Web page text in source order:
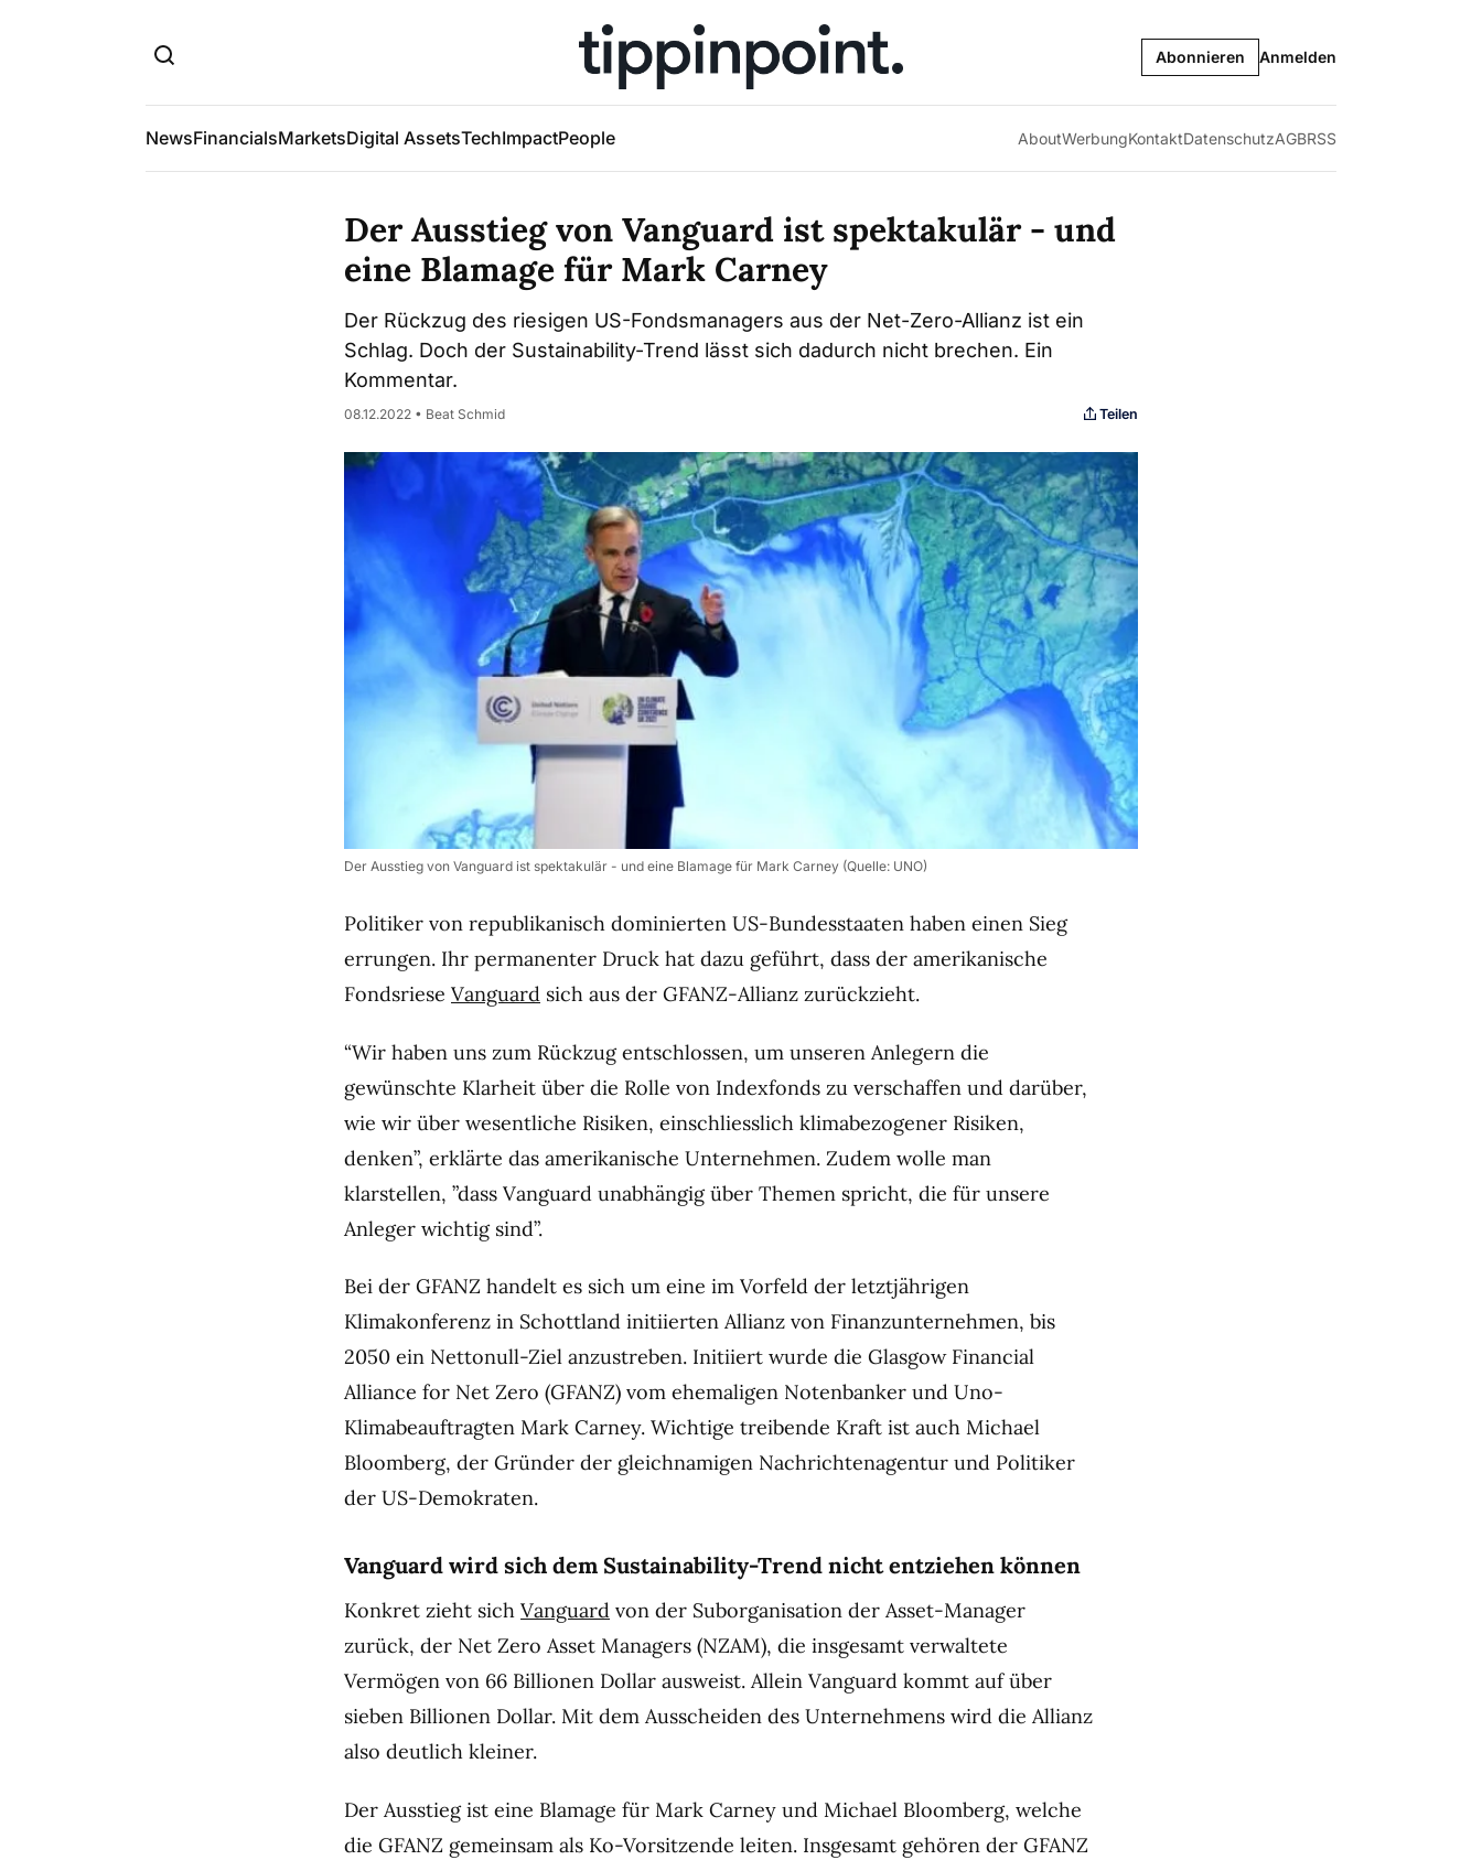
Abonnieren Anmelden
NewsFinancialsMarketsDigital AssetsTechImpactPeople AboutWerbungKontaktDatenschutzAGBRSS
Der Ausstieg von Vanguard ist spektakulär - und
eine Blamage für Mark Carney
Der Rückzug des riesigen US-Fondsmanagers aus der Net-Zero-Allianz ist ein
Schlag. Doch der Sustainability-Trend lässt sich dadurch nicht brechen. Ein
Kommentar.
08.12.2022 • Beat Schmid Teilen
Der Ausstieg von Vanguard ist spektakulär - und eine Blamage für Mark Carney (Quelle: UNO)
Politiker von republikanisch dominierten US-Bundesstaaten haben einen Sieg
errungen. Ihr permanenter Druck hat dazu geführt, dass der amerikanische
Fondsriese Vanguard sich aus der GFANZ-Allianz zurückzieht.
“Wir haben uns zum Rückzug entschlossen, um unseren Anlegern die
gewünschte Klarheit über die Rolle von Indexfonds zu verschaffen und darüber,
wie wir über wesentliche Risiken, einschliesslich klimabezogener Risiken,
denken”, erklärte das amerikanische Unternehmen. Zudem wolle man
klarstellen, ”dass Vanguard unabhängig über Themen spricht, die für unsere
Anleger wichtig sind”.
Bei der GFANZ handelt es sich um eine im Vorfeld der letztjährigen
Klimakonferenz in Schottland initiierten Allianz von Finanzunternehmen, bis
2050 ein Nettonull-Ziel anzustreben. Initiiert wurde die Glasgow Financial
Alliance for Net Zero (GFANZ) vom ehemaligen Notenbanker und Uno-
Klimabeauftragten Mark Carney. Wichtige treibende Kraft ist auch Michael
Bloomberg, der Gründer der gleichnamigen Nachrichtenagentur und Politiker
der US-Demokraten.
Vanguard wird sich dem Sustainability-Trend nicht entziehen können
Konkret zieht sich Vanguard von der Suborganisation der Asset-Manager
zurück, der Net Zero Asset Managers (NZAM), die insgesamt verwaltete
Vermögen von 66 Billionen Dollar ausweist. Allein Vanguard kommt auf über
sieben Billionen Dollar. Mit dem Ausscheiden des Unternehmens wird die Allianz
also deutlich kleiner.
Der Ausstieg ist eine Blamage für Mark Carney und Michael Bloomberg, welche
die GFANZ gemeinsam als Ko-Vorsitzende leiten. Insgesamt gehören der GFANZ